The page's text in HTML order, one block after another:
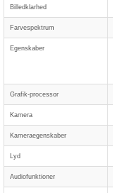
Billedklarhed
Farvespektrum
Egenskaber
Grafik-processor
Kamera
Kameraegenskaber
Lyd
Audiofunktioner